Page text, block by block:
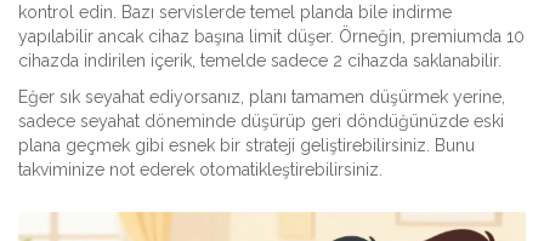
kontrol edin. Bazı servislerde temel planda bile indirme
yapılabilir ancak cihaz başına limit düşer. Örneğin, premiumda 10
cihazda indirilen içerik, temelde sadece 2 cihazda saklanabilir.
Eğer sık seyahat ediyorsanız, planı tamamen düşürmek yerine,
sadece seyahat döneminde düşürüp geri döndüğünüzde eski
plana geçmek gibi esnek bir strateji geliştirebilirsiniz. Bunu
takviminize not ederek otomatikleştirebilirsiniz.